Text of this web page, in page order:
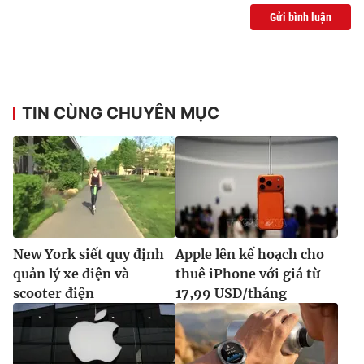
Gửi bình luận
TIN CÙNG CHUYÊN MỤC
New York siết quy định
quản lý xe điện và
scooter điện
Apple lên kế hoạch cho
thuê iPhone với giá từ
17,99 USD/tháng